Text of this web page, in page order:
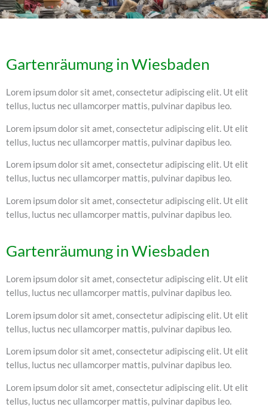
Gartenräumung in Wiesbaden
Lorem ipsum dolor sit amet, consectetur adipiscing elit. Ut elit
tellus, luctus nec ullamcorper mattis, pulvinar dapibus leo.
Lorem ipsum dolor sit amet, consectetur adipiscing elit. Ut elit
tellus, luctus nec ullamcorper mattis, pulvinar dapibus leo.
Lorem ipsum dolor sit amet, consectetur adipiscing elit. Ut elit
tellus, luctus nec ullamcorper mattis, pulvinar dapibus leo.
Lorem ipsum dolor sit amet, consectetur adipiscing elit. Ut elit
tellus, luctus nec ullamcorper mattis, pulvinar dapibus leo.
Gartenräumung in Wiesbaden
Lorem ipsum dolor sit amet, consectetur adipiscing elit. Ut elit
tellus, luctus nec ullamcorper mattis, pulvinar dapibus leo.
Lorem ipsum dolor sit amet, consectetur adipiscing elit. Ut elit
tellus, luctus nec ullamcorper mattis, pulvinar dapibus leo.
Lorem ipsum dolor sit amet, consectetur adipiscing elit. Ut elit
tellus, luctus nec ullamcorper mattis, pulvinar dapibus leo.
Lorem ipsum dolor sit amet, consectetur adipiscing elit. Ut elit
tellus, luctus nec ullamcorper mattis, pulvinar dapibus leo.